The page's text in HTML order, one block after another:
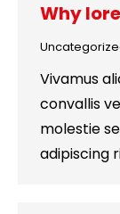
Why
Vivamus
convallis
molestie
adipiscing